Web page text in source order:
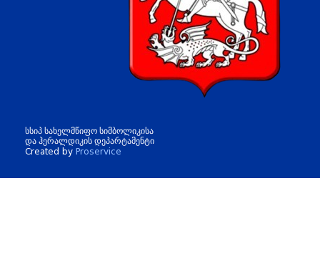
სსიპ სახელმწიფო სიმბოლიკისა
და ჰერალდიკის დეპარტამენტი
Created by Proservice